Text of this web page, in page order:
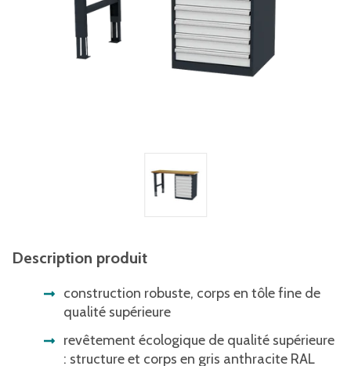
Description produit
construction robuste, corps en tôle fine de
qualité supérieure
revêtement écologique de qualité supérieure
: structure et corps en gris anthracite RAL